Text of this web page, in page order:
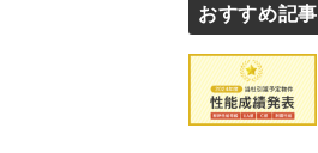
おすすめ記事